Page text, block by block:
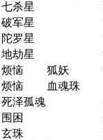
七杀星
破军星
陀罗星
地劫星
烦恼
狐妖
烦恼
血魂珠
死泽孤魂
围困
玄珠